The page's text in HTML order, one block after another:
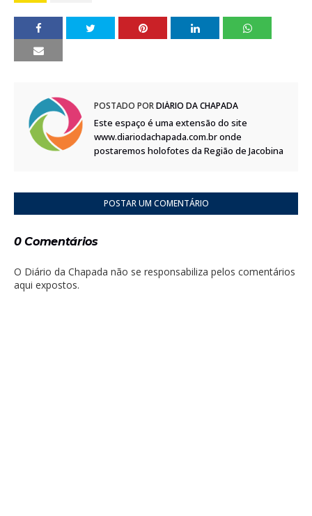
POSTADO PORDIÁRIO DA CHAPADA
Este espaço é uma extensão do site
www.diariodachapada.com.br onde
postaremos holofotes da Região de Jacobina
POSTAR UM COMENTÁRIO
0 Comentários
O Diário da Chapada não se responsabiliza pelos comentários
aqui expostos.